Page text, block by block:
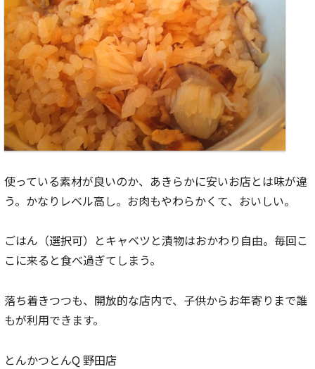
使っている素材が良いのか、あきらかに安いお店とは味が違
う。かなりレベル高し。お肉もやわらかくて、おいしい。
ごはん（選択可）とキャベツと漬物はおかわり自由。毎回こ
こに来ると食べ過ぎてしまう。
落ち着きつつも、開放的な店内で、子供からお年寄りまで誰
もが利用できます。
とんかつとんQ 野田店